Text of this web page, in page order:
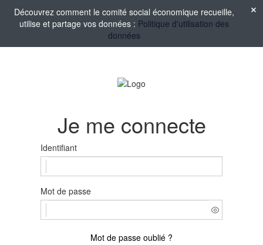
Découvrez comment le comité social économique recueille,
utilise et partage vos données : Politique d'utilisation des
données
Je me connecte
Identifiant
Mot de passe
Mot de passe oublié ?